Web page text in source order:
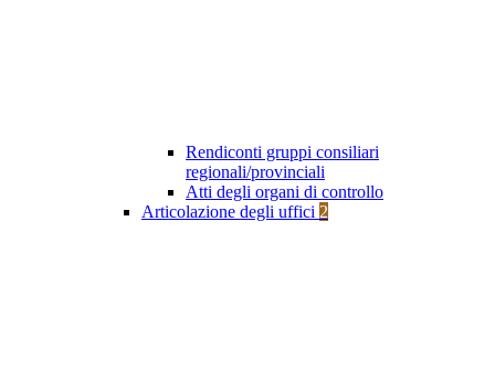
Rendiconti gruppi consiliari
regionali/provinciali
Atti degli organi di controllo
Articolazione degli uffici 2